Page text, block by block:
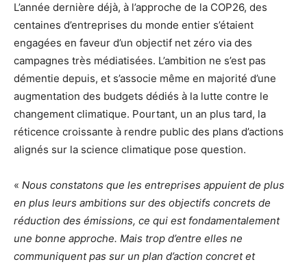
L’année dernière déjà, à l’approche de la COP26, des
centaines d’entreprises du monde entier s’étaient
engagées en faveur d’un objectif net zéro via des
campagnes très médiatisées. L’ambition ne s’est pas
démentie depuis, et s’associe même en majorité d’une
augmentation des budgets dédiés à la lutte contre le
changement climatique. Pourtant, un an plus tard, la
réticence croissante à rendre public des plans d’actions
alignés sur la science climatique pose question.
« Nous constatons que les entreprises appuient de plus
en plus leurs ambitions sur des objectifs concrets de
réduction des émissions, ce qui est fondamentalement
une bonne approche. Mais trop d’entre elles ne
communiquent pas sur un plan d’action concret et